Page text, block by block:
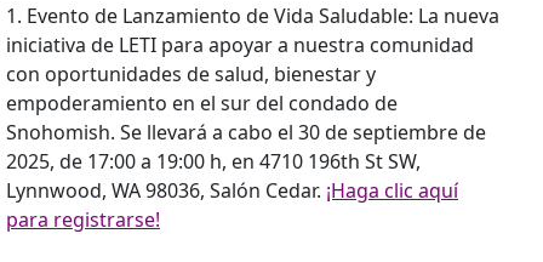
1. Evento de Lanzamiento de Vida Saludable: La nueva
iniciativa de LETI para apoyar a nuestra comunidad
con oportunidades de salud, bienestar y
empoderamiento en el sur del condado de
Snohomish. Se llevará a cabo el 30 de septiembre de
2025, de 17:00 a 19:00 h, en 4710 196th St SW,
Lynnwood, WA 98036, Salón Cedar. ¡Haga clic aquí
para registrarse!